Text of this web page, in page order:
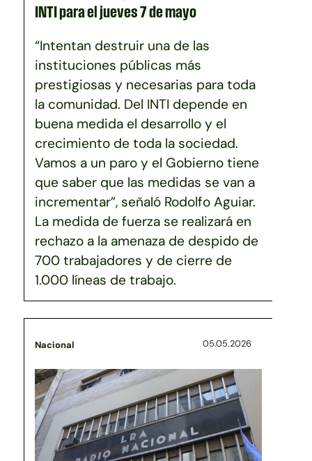
INTI para el jueves 7 de mayo
“Intentan destruir una de las
instituciones públicas más
prestigiosas y necesarias para toda
la comunidad. Del INTI depende en
buena medida el desarrollo y el
crecimiento de toda la sociedad.
Vamos a un paro y el Gobierno tiene
que saber que las medidas se van a
incrementar”, señaló Rodolfo Aguiar.
La medida de fuerza se realizará en
rechazo a la amenaza de despido de
700 trabajadores y de cierre de
1.000 líneas de trabajo.
Nacional 05.05.2026